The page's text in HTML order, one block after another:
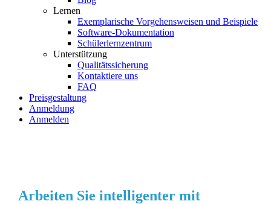
Lernen
Exemplarische Vorgehensweisen und Beispiele
Software-Dokumentation
Schülerlernzentrum
Unterstützung
Qualitätssicherung
Kontaktiere uns
FAQ
Preisgestaltung
Anmeldung
Anmelden
Arbeiten Sie intelligenter mit